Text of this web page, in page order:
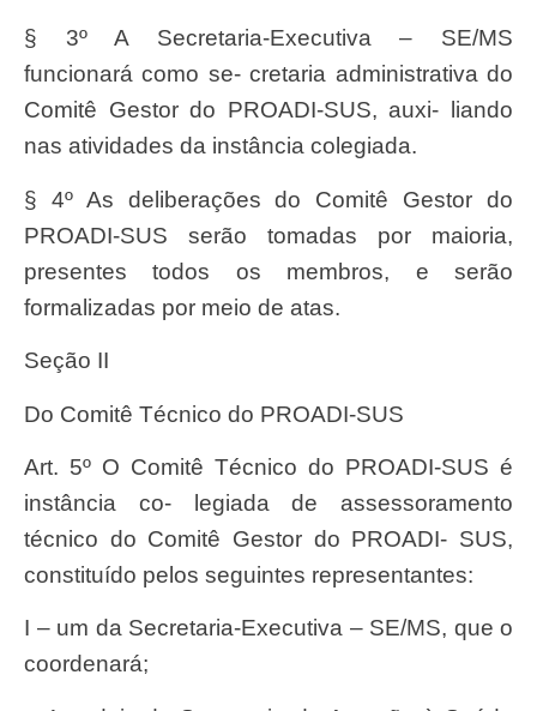
§ 3º A Secretaria-Executiva – SE/MS
funcionará como se- cretaria administrativa do
Comitê Gestor do PROADI-SUS, auxi- liando
nas atividades da instância colegiada.
§ 4º As deliberações do Comitê Gestor do
PROADI-SUS serão tomadas por maioria,
presentes todos os membros, e serão
formalizadas por meio de atas.
Seção II
Do Comitê Técnico do PROADI-SUS
Art. 5º O Comitê Técnico do PROADI-SUS é
instância co- legiada de assessoramento
técnico do Comitê Gestor do PROADI- SUS,
constituído pelos seguintes representantes:
I – um da Secretaria-Executiva – SE/MS, que o
coordenará;